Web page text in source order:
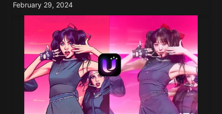
February 29, 2024